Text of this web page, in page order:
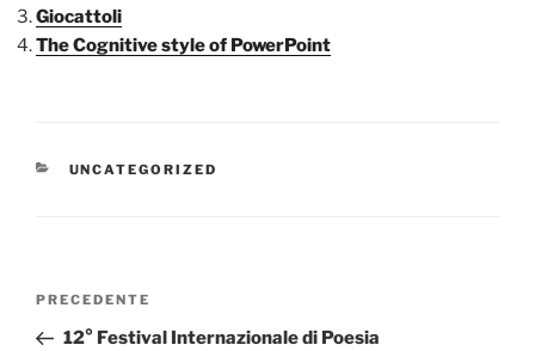
Giocattoli
The Cognitive style of PowerPoint
CATEGORIE
UNCATEGORIZED
Navigazione
Articolo
precedente:
PRECEDENTE
12° Festival Internazionale di Poesia